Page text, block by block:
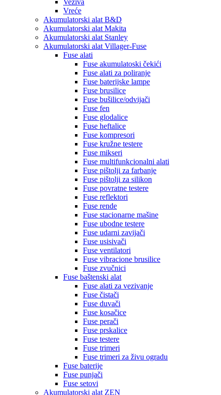
Veziva
Vreće
Akumulatorski alat B&D
Akumulatorski alat Makita
Akumulatorski alat Stanley
Akumulatorski alat Villager-Fuse
Fuse alati
Fuse akumulatoski čekići
Fuse alati za poliranje
Fuse baterijske lampe
Fuse brusilice
Fuse bušilice/odvijači
Fuse fen
Fuse glodalice
Fuse heftalice
Fuse kompresori
Fuse kružne testere
Fuse mikseri
Fuse multifunkcionalni alati
Fuse pištolji za farbanje
Fuse pištolji za silikon
Fuse povratne testere
Fuse reflektori
Fuse rende
Fuse stacionarne mašine
Fuse ubodne testere
Fuse udarni zavijači
Fuse usisivači
Fuse ventilatori
Fuse vibracione brusilice
Fuse zvučnici
Fuse baštenski alat
Fuse alati za vezivanje
Fuse čistači
Fuse duvači
Fuse kosačice
Fuse perači
Fuse prskalice
Fuse testere
Fuse trimeri
Fuse trimeri za živu ogradu
Fuse baterije
Fuse punjači
Fuse setovi
Akumulatorski alat ZEN